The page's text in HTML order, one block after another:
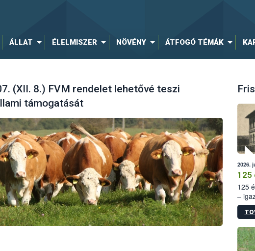
ÁLLAT ÉLELMISZER NÖVÉNY ÁTFOGÓ TÉMÁK
(XII. 8.) FVM rendelet lehetővé teszi
támogatását
2026.
125
125
–
15.